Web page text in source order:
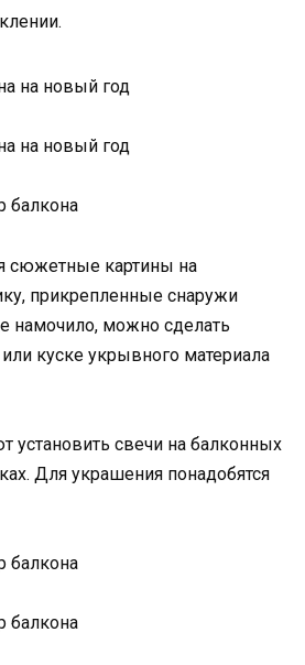
сюжетные картины на
прикрепленные снаружи
намочило, можно сделать
куске укрывного материала
установить свечи на балконных
Для украшения понадобятся